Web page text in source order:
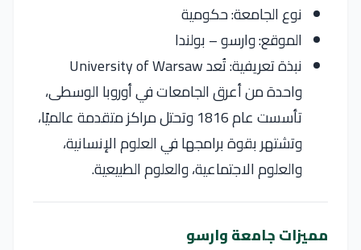
نوع الجامعة: حكومية
الموقع:وارسو– بولندا
نبذة تعريفية: تُعدUniversity of Warsaw
واحدة من أعرق الجامعات في أوروبا الوسطى،
تأسست عام 1816 وتحتل مراكز متقدمة عالميًا،
وتشتهر بقوة برامجها في العلوم الإنسانية،
والعلوم الاجتماعية، والعلوم الطبيعية.
مميزات جامعة وارسو